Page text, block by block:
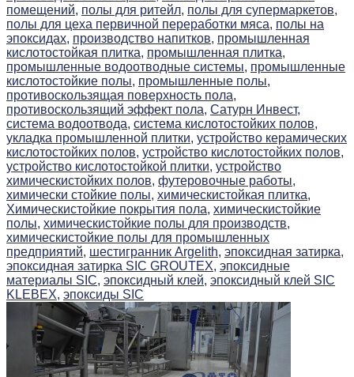
помещений, полы для ритейл, полы для супермаркетов,
полы для цеха первичной переработки мяса, полы на
эпоксидах, производство напитков, промышленная
кислотостойкая плитка, промышленная плитка,
промышленные водоотводные системы, промышленные
кислотостойкие полы, промышленные полы,
противоскользящая поверхность пола,
противоскользящий эффект пола, Сатурн Инвест,
система водоотвода, система кислотостойких полов,
укладка промышленной плитки, устройство керамических
кислотостойких полов, устройство кислотостойких полов,
устройство кислотостойкой плитки, устройство
химическистойких полов, футеровочные работы,
химически стойкие полы, химическистойкая плитка,
Химическистойкие покрытия пола, химическистойкие
полы, химическистойкие полы для производств,
химическистойкие полы для промышленных
предприятий, шестигранник Argelith, эпоксидная затирка,
эпоксидная затирка SIC GROUTEX, эпоксидные
материалы SIC, эпоксидный клей, эпоксидный клей SIC
KLEBEX, эпоксиды SIC